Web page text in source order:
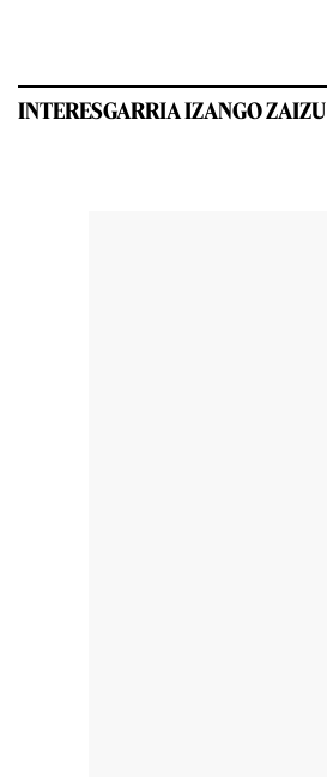
INTERESGARRIA IZANGO ZAIZU